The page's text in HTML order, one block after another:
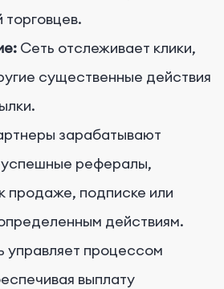
Сеть отслеживает клики,
существенные действия
зарабатывают
рефералы,
продаже, подписке или
действиям.
управляет процессом
выплату